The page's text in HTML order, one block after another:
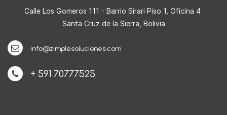
Calle Los Gomeros 111 - Barrio Sirari Piso 1, Oficina 4
Santa Cruz de la Sierra, Bolivia
info@zimplesoluciones.com
+ 591 70777525